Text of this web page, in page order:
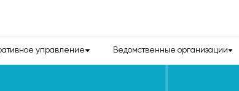
управление Ведомственные организации